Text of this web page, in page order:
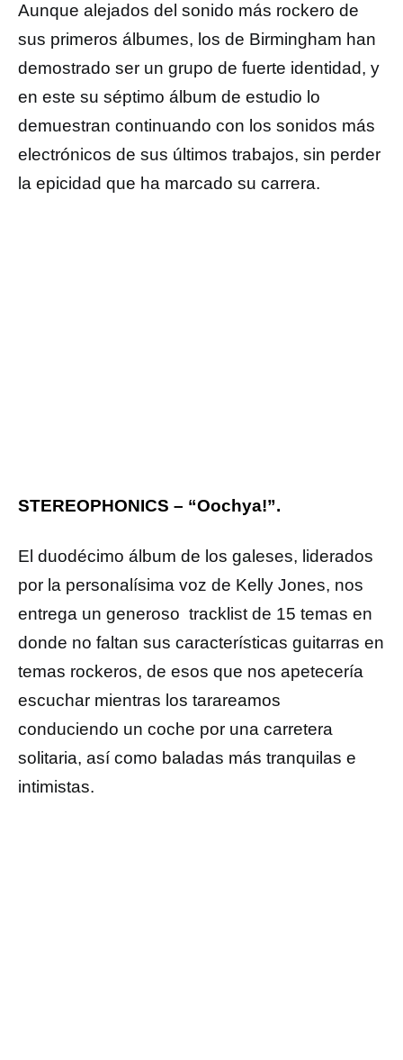
Aunque alejados del sonido más rockero de
sus primeros álbumes, los de Birmingham han
demostrado ser un grupo de fuerte identidad, y
en este su séptimo álbum de estudio lo
demuestran continuando con los sonidos más
electrónicos de sus últimos trabajos, sin perder
la epicidad que ha marcado su carrera.
STEREOPHONICS – “Oochya!”.
El duodécimo álbum de los galeses, liderados
por la personalísima voz de Kelly Jones, nos
entrega un generoso tracklist de 15 temas en
donde no faltan sus características guitarras en
temas rockeros, de esos que nos apetecería
escuchar mientras los tarareamos
conduciendo un coche por una carretera
solitaria, así como baladas más tranquilas e
intimistas.